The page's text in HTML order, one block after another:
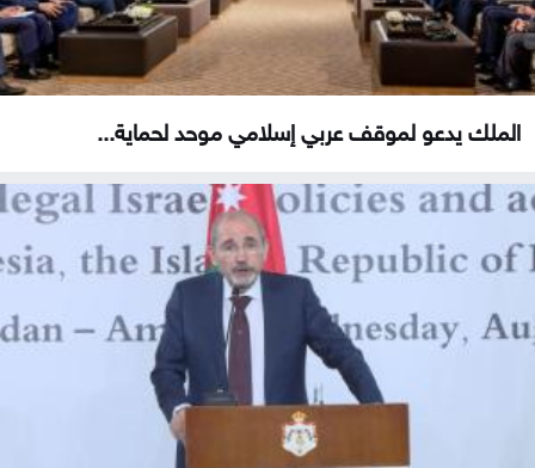
الملك يدعو لموقف عربي إسلامي موحد لحماية...